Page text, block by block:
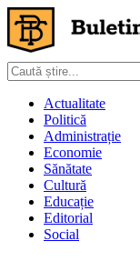
Actualitate
Politică
Administrație
Economie
Sănătate
Cultură
Educație
Editorial
Social